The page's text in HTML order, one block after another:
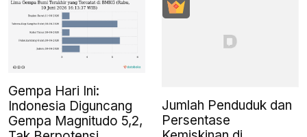
Gempa Hari Ini:
Indonesia Diguncang
Gempa Magnitudo 5,2,
Jumlah Penduduk dan
Persentase